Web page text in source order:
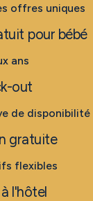
offres uniques
pour bébé
ans
out
de disponibilité
gratuite
flexibles
l'hôtel